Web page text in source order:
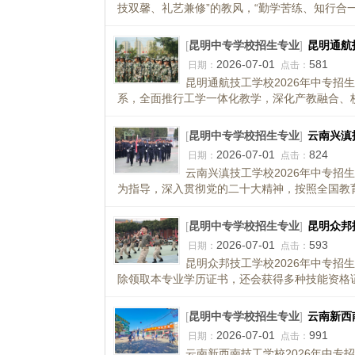
技双馨、礼艺兼修”的教风，“勤学苦练、知行合
[昆明中专学校招生专业] 昆明通
日期： 2026-07-01 点击： 581
昆明通航技工学校2026年中专招
系，全面推行工学一体化教学，深化产教融合
[昆明中专学校招生专业] 云南兴滇
日期： 2026-07-01 点击： 824
云南兴滇技工学校2026年中专招
为指导，深入贯彻党的二十大精神，按照全国
[昆明中专学校招生专业] 昆明众
日期： 2026-07-01 点击： 593
昆明众邦技工学校2026年中专招
除领取本专业学历证书，还会获得多种技能资
[昆明中专学校招生专业] 云南新西
日期： 2026-07-01 点击： 991